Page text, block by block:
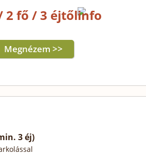
2 fő / 3 éjtől
Megnézem >>
3 éj)